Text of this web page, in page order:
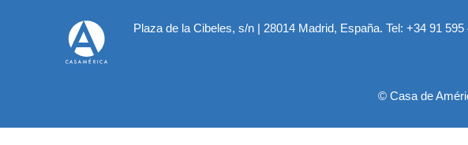
Plaza de la Cibeles, s/n | 28014 Madrid, España. Tel: +34 91 595
© Casa de